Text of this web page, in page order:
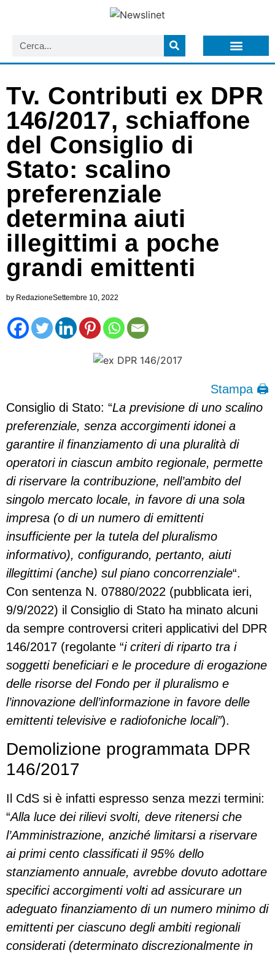
Tv. Contributi ex DPR
146/2017, schiaffone
del Consiglio di
Stato: scalino
preferenziale
determina aiuti
illegittimi a poche
grandi emittenti
by RedazioneSettembre 10, 2022
Stampa 🖨
Consiglio di Stato: “La previsione di uno scalino
preferenziale, senza accorgimenti idonei a
garantire il finanziamento di una pluralità di
operatori in ciascun ambito regionale, permette
di riservare la contribuzione, nell’ambito del
singolo mercato locale, in favore di una sola
impresa (o di un numero di emittenti
insufficiente per la tutela del pluralismo
informativo), configurando, pertanto, aiuti
illegittimi (anche) sul piano concorrenziale“.
Con sentenza N. 07880/2022 (pubblicata ieri,
9/9/2022) il Consiglio di Stato ha minato alcuni
da sempre controversi criteri applicativi del DPR
146/2017 (regolante “i criteri di riparto tra i
soggetti beneficiari e le procedure di erogazione
delle risorse del Fondo per il pluralismo e
l’innovazione dell’informazione in favore delle
emittenti televisive e radiofoniche locali”).
Demolizione programmata DPR
146/2017
Il CdS si è infatti espresso senza mezzi termini:
“Alla luce dei rilievi svolti, deve ritenersi che
l’Amministrazione, anziché limitarsi a riservare
ai primi cento classificati il 95% dello
stanziamento annuale, avrebbe dovuto adottare
specifici accorgimenti volti ad assicurare un
adeguato finanziamento di un numero minimo di
emittenti per ciascuno degli ambiti regionali
considerati (determinato discrezionalmente in